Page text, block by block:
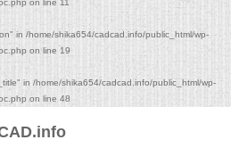
on line 11
in /home/shika654/cadcad.info/public_html/wp-
on line 19
in /home/shika654/cadcad.info/public_html/wp-
on line 48